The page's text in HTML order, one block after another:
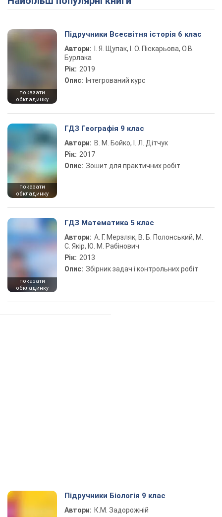
показати
обкладинку
Підручники Всесвітня історія 6 клас
Автори:
І. Я. Щупак, І. О. Піскарьова, О.В.
Бурлака
Рік: 2019
Опис: Інтегрований курс
показати
обкладинку
ГДЗ Географія 9 клас
Автори: В. М. Бойко, І. Л. Дітчук
Рік: 2017
Опис: Зошит для практичних робіт
показати
обкладинку
ГДЗ Математика 5 клас
Автори: А. Г. Мерзляк, В. Б. Полонський, М.
С. Якір, Ю. М. Рабінович
Рік: 2013
Опис: Збірник задач і контрольних робіт
Підручники Біологія 9 клас
Автори: К.М. Задорожній